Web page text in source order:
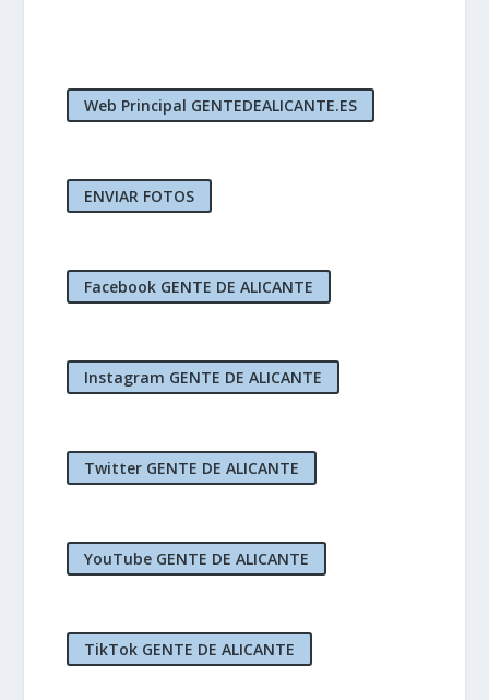
Web Principal GENTEDEALICANTE.ES
ENVIAR FOTOS
Facebook GENTE DE ALICANTE
Instagram GENTE DE ALICANTE
Twitter GENTE DE ALICANTE
YouTube GENTE DE ALICANTE
TikTok GENTE DE ALICANTE